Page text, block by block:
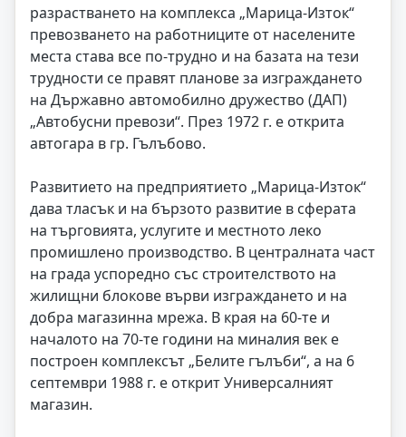
разрастването на комплекса „Марица-Изток“
превозването на работниците от населените
места става все по-трудно и на базата на тези
трудности се правят планове за изграждането
на Държавно автомобилно дружество (ДАП)
„Автобусни превози“. През 1972 г. е открита
автогара в гр. Гълъбово.
Развитието на предприятието „Марица-Изток“
дава тласък и на бързото развитие в сферата
на търговията, услугите и местното леко
промишлено производство. В централната част
на града успоредно със строителството на
жилищни блокове върви изграждането и на
добра магазинна мрежа. В края на 60-те и
началото на 70-те години на миналия век е
построен комплексът „Белите гълъби“, а на 6
септември 1988 г. е открит Универсалният
магазин.